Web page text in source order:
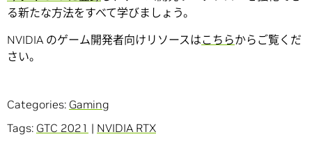
る新たな方法をすべて学びましょう。
NVIDIA のゲーム開発者向けリソースはこちらからご覧くだ
さい。
Categories: Gaming
Tags: GTC 2021 | NVIDIA RTX